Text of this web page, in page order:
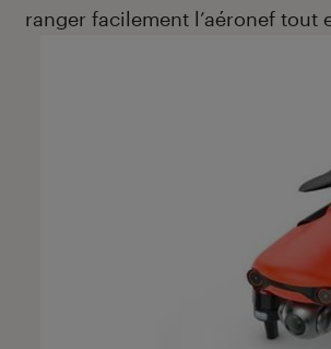
ranger facilement l’aéronef tout